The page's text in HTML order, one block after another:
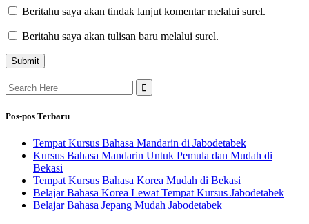
Beritahu saya akan tindak lanjut komentar melalui surel.
Beritahu saya akan tulisan baru melalui surel.
Search
for:
Pos-pos Terbaru
Tempat Kursus Bahasa Mandarin di Jabodetabek
Kursus Bahasa Mandarin Untuk Pemula dan Mudah di
Bekasi
Tempat Kursus Bahasa Korea Mudah di Bekasi
Belajar Bahasa Korea Lewat Tempat Kursus Jabodetabek
Belajar Bahasa Jepang Mudah Jabodetabek